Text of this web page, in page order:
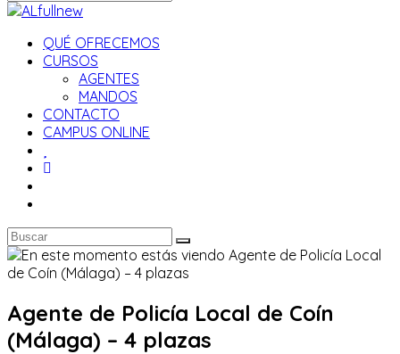
QUÉ OFRECEMOS
CURSOS
AGENTES
MANDOS
CONTACTO
CAMPUS ONLINE
Agente de Policía Local de Coín
(Málaga) – 4 plazas